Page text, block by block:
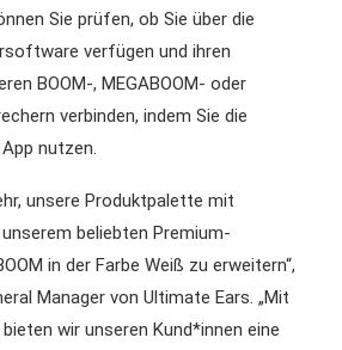
Sie prüfen, ob Sie über die
verfügen und ihren
BOOM-, MEGABOOM- oder
verbinden, indem Sie die
nutzen.
unsere Produktpalette mit
unserem beliebten Premium-
in der Farbe Weiß zu erweitern“,
Manager von Ultimate Ears. „Mit
wir unseren Kund*innen eine